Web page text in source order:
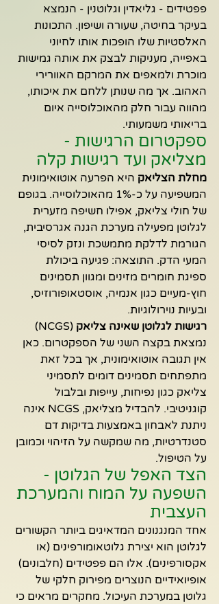
פפטידים - גליאדין וגלוטנין - הנמצא
בעיקר בחיטה, שעורה ושיפון. התכונות
האלסטיות שלו הופכות אותו לחיוני
באפייה, מעניקות לבצק את אותה גמישות
מוכרת ולמאפים את המרקם האוורירי
האהוב. אך מה שנותן ללחם את איכותו,
מהווה עבור חלק מהאוכלוסייה איום
בריאותי משמעותי.
ספקטרום הרגישות -
מצליאק ועד רגישות קלה
מחלת הצליאק היא הפרעה אוטואימונית
המשפיעה על כ-1% מהאוכלוסייה. בגופם
של חולי צליאק, אפילו חשיפה מזערית
לגלוטן מפעילה מערכת הגנה אגרסיבית,
הגורמת לדלקת מתמשכת ונזק לסיסי
המעי הדק. התוצאה: פגיעה ביכולת
ספיגת חומרים מזינים ומגוון תסמינים
חוץ-מעיים כגון אנמיה, אוסטאופורוזיס,
ובעיות נוירולוגיות.
רגישות לגלוטן שאינה צליאק
(NCGS)
נמצאת בקצה השני של הספקטרום. כאן
אין תגובה אוטואימונית, אך בכל זאת
מתפתחים תסמינים דומים לתסמיני
צליאק כגון נפיחות, עייפות ובלבול
קוגניטיבי. להבדיל מצליאק, NCGS אינה
ניתנת לאבחון באמצעות בדיקות דם
סטנדרטיות, מה שמקשה על הזיהוי וכמובן
על הטיפול.
הצד האפל של הגלוטן -
השפעה על המוח והמערכת
העצבית
אחד המנגנונים המדאיגים ביותר הקשורים
לגלוטן הוא יצירת גלוטאומורפינים (או
אקסורפינים). אלו הם פפטידים (חלבונים)
אופיואידיים הנוצרים מפירוק חלקי של
גלוטן במערכת העיכול. מחקרים מראים כי